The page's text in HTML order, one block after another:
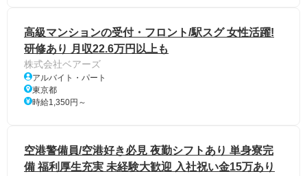
高級マンションの受付・フロント/駅スグ 女性活躍!
研修あり 月収22.6万円以上も
株式会社ベアーズ
アルバイト・パート
東京都
時給1,350円～
空港警備員/空港好き必見 夜勤シフトあり 単身寮完
備 福利厚生充実 未経験大歓迎 入社祝い金15万あり